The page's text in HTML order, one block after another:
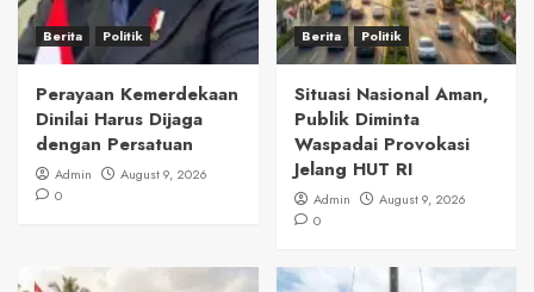
Berita Politik
Perayaan Kemerdekaan
Dinilai Harus Dijaga
dengan Persatuan
Admin
August 9, 2026
0
Berita Politik
Situasi Nasional Aman,
Publik Diminta
Waspadai Provokasi
Jelang HUT RI
Admin
August 9, 2026
0